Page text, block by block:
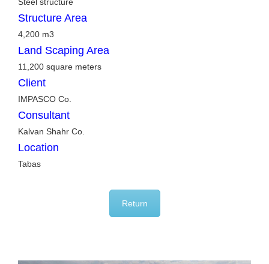
Structure Area
4,200 m3
Land Scaping Area
11,200 square meters
Client
IMPASCO Co.
Consultant
Kalvan Shahr Co.
Location
Tabas
Return